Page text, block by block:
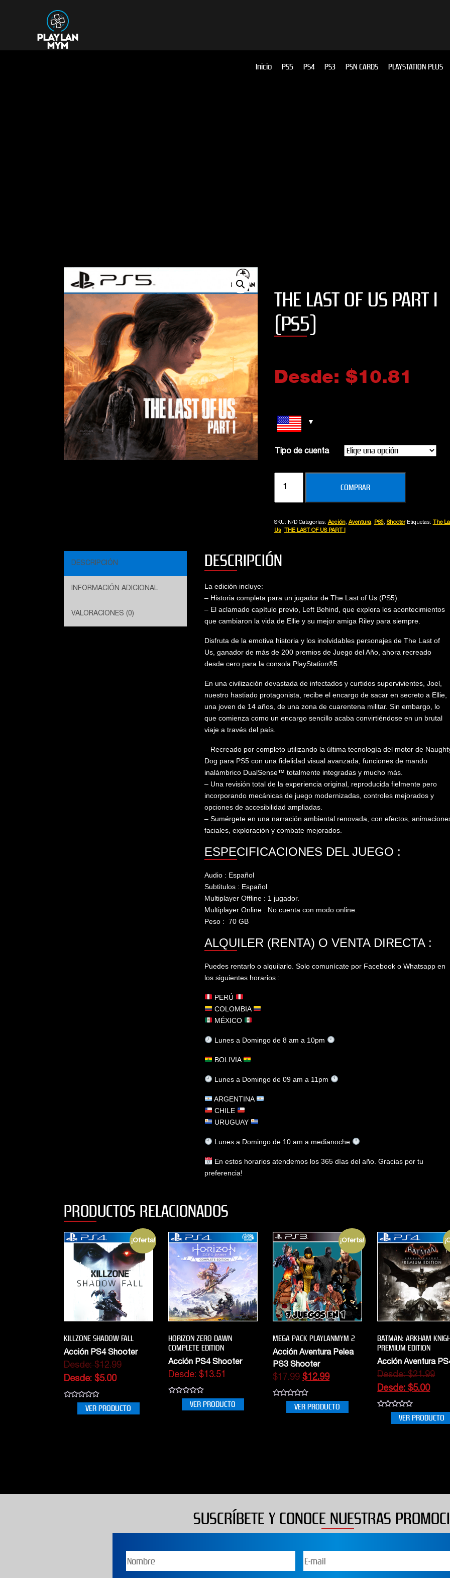
Inicio PS5 PS4 PS3 PSN CARDS PLAYSTATION PLUS
THE LAST OF US PART I
(PS5)
Desde: $10.81
Tipo de cuenta
LAST
OF
PART
cantidad
COMPRAR
SKU: N/D Categorías: Acción, Aventura, PS5, Shooter Etiquetas:
The
Us, THE LAST OF US PART I
DESCRIPCIÓN
INFORMACIÓN ADICIONAL
VALORACIONES (0)
DESCRIPCIÓN
La edición incluye:
– Historia completa para un jugador de The Last of Us (PS5).
– El aclamado capítulo previo, Left Behind, que explora los acontecimientos
que cambiaron la vida de Ellie y su mejor amiga Riley para siempre.
Disfruta de la emotiva historia y los inolvidables personajes de The Last of
Us, ganador de más de 200 premios de Juego del Año, ahora recreado
desde cero para la consola PlayStation®5.
En una civilización devastada de infectados y curtidos supervivientes, Joel,
nuestro hastiado protagonista, recibe el encargo de sacar en secreto a Ellie,
una joven de 14 años, de una zona de cuarentena militar. Sin embargo, lo
que comienza como un encargo sencillo acaba convirtiéndose en un brutal
viaje a través del país.
– Recreado por completo utilizando la última tecnología del motor de
Dog para PS5 con una fidelidad visual avanzada, funciones de mando
inalámbrico DualSense™ totalmente integradas y mucho más.
– Una revisión total de la experiencia original, reproducida fielmente pero
incorporando mecánicas de juego modernizadas, controles mejorados y
opciones de accesibilidad ampliadas.
– Sumérgete en una narración ambiental renovada, con efectos,
faciales, exploración y combate mejorados.
ESPECIFICACIONES DEL JUEGO :
Audio : Español
Subtitulos : Español
Multiplayer Offline : 1 jugador.
Multiplayer Online : No cuenta con modo online.
Peso : 70 GB
ALQUILER (RENTA) O VENTA DIRECTA :
Puedes rentarlo o alquilarlo. Solo comunícate​ por Facebook o Whatsapp en
los siguientes horarios :
PERÚ
COLOMBIA
MÉXICO
Lunes a Domingo de 8 am a 10pm
BOLIVIA
Lunes a Domingo de 09 am a 11pm
ARGENTINA
CHILE
URUGUAY
Lunes a Domingo de 10 am a medianoche
En estos horarios atendemos los 365 días del año. Gracias por tu
preferencia!
PRODUCTOS RELACIONADOS
¡Oferta!
KILLZONE SHADOW FALL
Acción PS4 Shooter
Desde:$12.99
Desde: $5.00
VER PRODUCTO
HORIZON ZERO DAWN
COMPLETE EDITION
Acción PS4 Shooter
Desde:$13.51
VER PRODUCTO
¡Oferta!
MEGA PACK PLAYLANMYM 2
Acción Aventura Pelea
PS3 Shooter
$17.99 $12.99
VER PRODUCTO
BATMAN: ARKHAM
PREMIUM EDITION
Acción Aventura
Desde:$21.99
Desde:$5.00
VER PRODUCTO
JUST DANCE 2019
out of 5
Buen juego para relajarse
moviendo el esqueleto!!
SUSCRÍBETE Y CONOCE NUESTRAS